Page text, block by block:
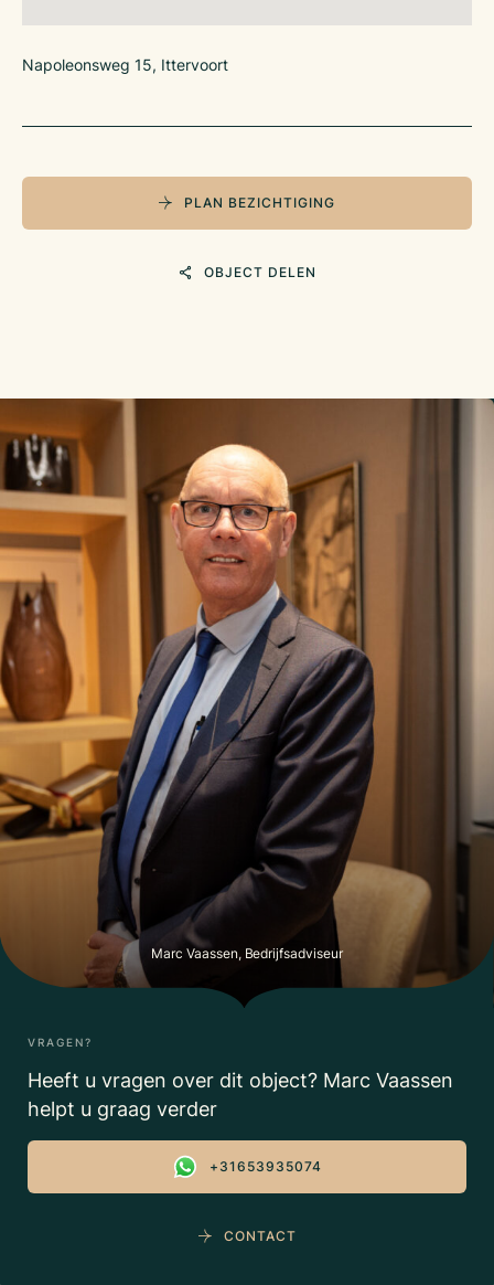
Napoleonsweg 15, Ittervoort
PLAN BEZICHTIGING
OBJECT DELEN
Marc Vaassen, Bedrijfsadviseur
VRAGEN?
Heeft u vragen over dit object? Marc Vaassen
helpt u graag verder
+31653935074
CONTACT